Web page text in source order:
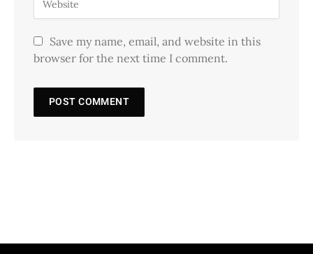
Save my name, email, and website in this
browser for the next time I comment.